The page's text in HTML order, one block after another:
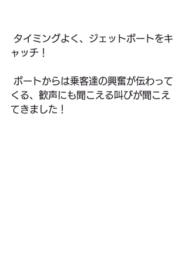
ャッチ！
くる、歓声にも聞こえる叫びが聞こえ
てきました！